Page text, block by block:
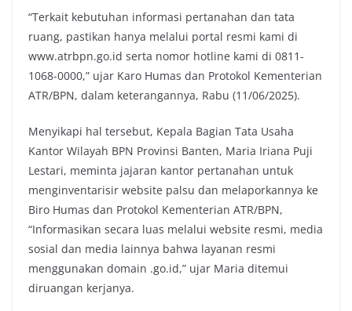
“Terkait kebutuhan informasi pertanahan dan tata
ruang, pastikan hanya melalui portal resmi kami di
www.atrbpn.go.id serta nomor hotline kami di 0811-
1068-0000,” ujar Karo Humas dan Protokol Kementerian
ATR/BPN, dalam keterangannya, Rabu (11/06/2025).
Menyikapi hal tersebut, Kepala Bagian Tata Usaha
Kantor Wilayah BPN Provinsi Banten, Maria Iriana Puji
Lestari, meminta jajaran kantor pertanahan untuk
menginventarisir website palsu dan melaporkannya ke
Biro Humas dan Protokol Kementerian ATR/BPN,
“Informasikan secara luas melalui website resmi, media
sosial dan media lainnya bahwa layanan resmi
menggunakan domain .go.id,” ujar Maria ditemui
diruangan kerjanya.